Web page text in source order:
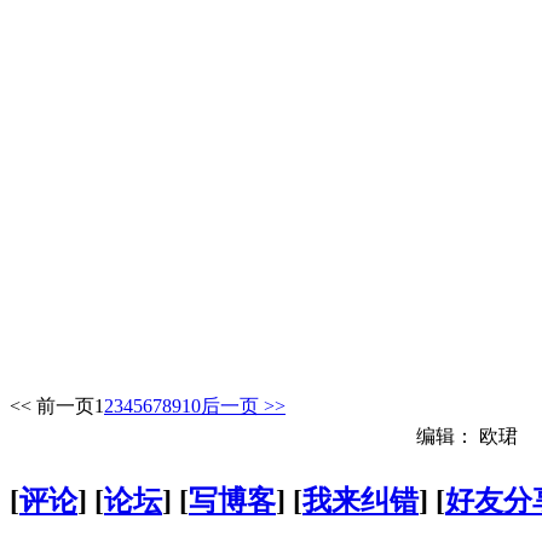
<< 前一页1 2345678910后一页 >>
编辑： 欧珺
[评论] [论坛] [写博客] [我来纠错] [好友分